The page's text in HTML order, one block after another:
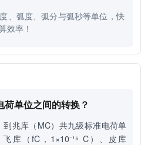
、弧度、弧分与弧秒等单位，快
效率！
荷单位之间的转换？
兆库（MC）共九级标准电荷单
库（fC，1×10⁻¹⁵ C）、皮库